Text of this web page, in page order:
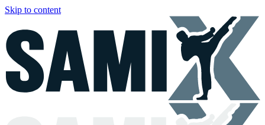
Skip to content